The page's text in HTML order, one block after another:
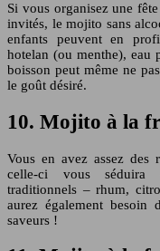
Si vous organisez une
invités, le mojito sans
enfants peuvent en
hotelan (ou menthe), eau
boisson peut même ne
le goût désiré.
10. Mojito à la
Vous en avez assez des
celle-ci vous séduira
traditionnels – rhum,
aurez également besoin
saveurs !